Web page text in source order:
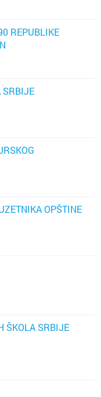
REPUBLIKE
SRBIJE
OPŠTINE
ŠKOLA SRBIJE